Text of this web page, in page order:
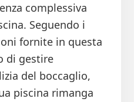
complessiva
Seguendo i
fornite in questa
di gestire
del boccaglio,
piscina rimanga